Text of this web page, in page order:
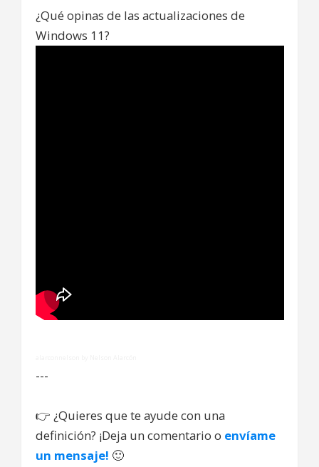
¿Qué opinas de las actualizaciones de
Windows 11?
---
👉 ¿Quieres que te ayude con una
definición? ¡Deja un comentario o envíame
un mensaje! 🙂